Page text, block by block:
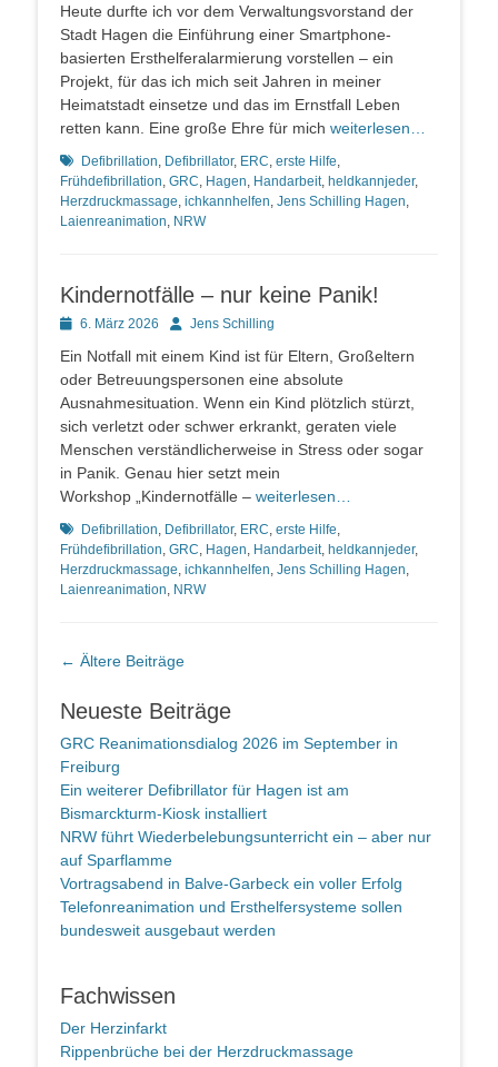
Heute durfte ich vor dem Verwaltungsvorstand der
Stadt Hagen die Einführung einer Smartphone-
basierten Ersthelferalarmierung vorstellen – ein
Projekt, für das ich mich seit Jahren in meiner
Heimatstadt einsetze und das im Ernstfall Leben
retten kann. Eine große Ehre für mich weiterlesen…
Schlagworte
Defibrillation, Defibrillator, ERC, erste Hilfe,
Frühdefibrillation, GRC, Hagen, Handarbeit, heldkannjeder,
Herzdruckmassage, ichkannhelfen, Jens Schilling Hagen,
Laienreanimation, NRW
Kindernotfälle – nur keine Panik!
Posted6. März 2026 AutorJens Schilling
Ein Notfall mit einem Kind ist für Eltern, Großeltern
oder Betreuungspersonen eine absolute
Ausnahmesituation. Wenn ein Kind plötzlich stürzt,
sich verletzt oder schwer erkrankt, geraten viele
Menschen verständlicherweise in Stress oder sogar
in Panik. Genau hier setzt mein
Workshop „Kindernotfälle – weiterlesen…
Schlagworte
Defibrillation, Defibrillator, ERC, erste Hilfe,
Frühdefibrillation, GRC, Hagen, Handarbeit, heldkannjeder,
Herzdruckmassage, ichkannhelfen, Jens Schilling Hagen,
Laienreanimation, NRW
Beitragsnavigation
← Ältere Beiträge
Neueste Beiträge
GRC Reanimationsdialog 2026 im September in
Freiburg
Ein weiterer Defibrillator für Hagen ist am
Bismarckturm-Kiosk installiert
NRW führt Wiederbelebungsunterricht ein – aber nur
auf Sparflamme
Vortragsabend in Balve-Garbeck ein voller Erfolg
Telefonreanimation und Ersthelfersysteme sollen
bundesweit ausgebaut werden
Fachwissen
Der Herzinfarkt
Rippenbrüche bei der Herzdruckmassage